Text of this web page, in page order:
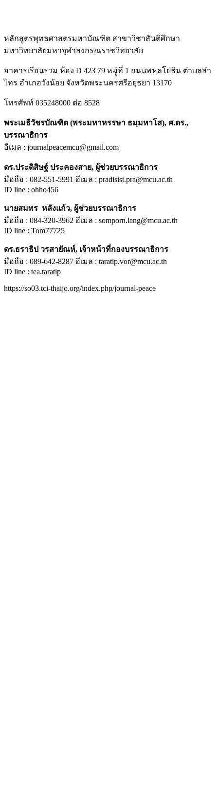
หลักสูตรพุทธศาสตรมหาบัณฑิต สาขาวิชาสันติศึกษา
มหาวิทยาลัยมหาจุฬาลงกรณราชวิทยาลัย
อาคารเรียนรวม ห้อง D 423 79 หมู่ที่ 1 ถนนพหลโยธิน ตำบลลำ
ไทร อำเภอวังน้อย จังหวัดพระนครศรีอยุธยา 13170
โทรศัพท์ 035248000 ต่อ 8528
พระเมธีวัชรบัณฑิต (พระมหาหรรษา ธมฺมหาโส), ศ.ดร.,
บรรณาธิการ
อีเมล : journalpeacemcu@gmail.com
ดร.ประดิสิษฐ์ ประคองสาย, ผู้ช่วยบรรณาธิการ
มือถือ : 082-551-5991 อีเมล : pradisist.pra@mcu.ac.th
ID line : ohho456
นายสมพร หลังแก้ว, ผู้ช่วยบรรณาธิการ
มือถือ : 084-320-3962 อีเมล : somporn.lang@mcu.ac.th
ID line : Tom77725
ดร.ธราธิป วรสายัณห์, เจ้าหน้าที่กองบรรณาธิการ
มือถือ : 089-642-8287 อีเมล : taratip.vor@mcu.ac.th
ID line : tea.taratip
https://so03.tci-thaijo.org/index.php/journal-peace